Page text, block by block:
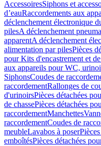
AccessoiresSiphons et
d’eauRaccordements aux
déclenchement électronique
pilesA déclenchement
apparentA déclenchement
alimentation par pilesPièces
pour Kits d'encastrement et
aux appareils pour WC,
SiphonsCoudes de
raccordementRallonges de
d'urinoirsPièces détachées
de chassePièces détachées
raccordementManchettes
raccordementCoudes de
meubleLavabos à poser
emboîtésPièces détachées